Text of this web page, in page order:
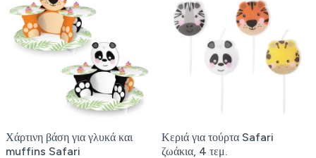
Χάρτινη βάση για γλυκά και
muffins Safari
Κεριά για τούρτα Safari
ζωάκια, 4 τεμ.